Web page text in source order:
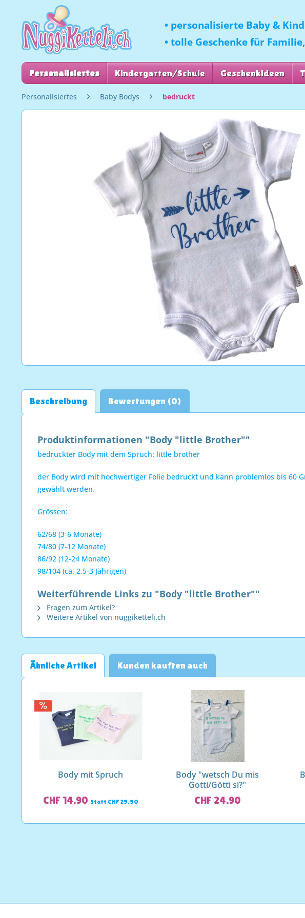
• personalisierte Baby &
• tolle Geschenke für
Personalisiertes Kindergarten/Schule Geschenkideen
Personalisiertes Baby Bodys bedruckt
Beschreibung Bewertungen (0)
Produktinformationen "Body "little Brother""
bedruckter Body mit dem Spruch: little brother
der Body wird mit hochwertiger Folie bedruckt und kann problemlos bis 60
gewählt werden.
Grössen:
62/68 (3-6 Monate)
74/80 (7-12 Monate)
86/92 (12-24 Monate)
98/104 (ca. 2,5-3 Jährigen)
Weiterführende Links zu "Body "little Brother""
Fragen zum Artikel?
Weitere Artikel von nuggiketteli.ch
Ähnliche Artikel Kunden kauften auch
Body mit Spruch
CHF 14.90 StattCHF 29.90
Body "wetsch Du mis
Gotti/Götti si?"
CHF 24.90